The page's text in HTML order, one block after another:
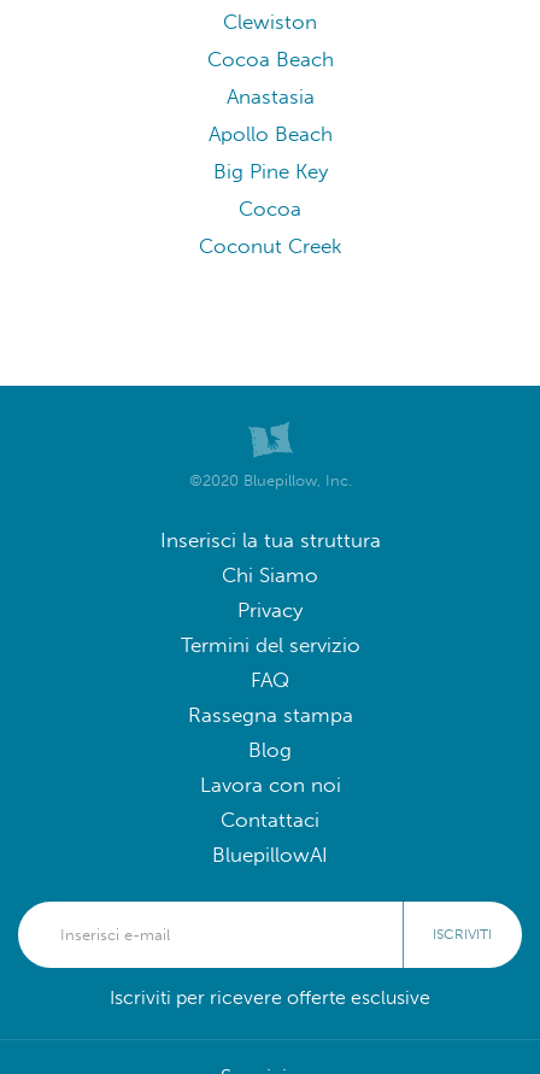
Clewiston
Cocoa Beach
Anastasia
Apollo Beach
Big Pine Key
Cocoa
Coconut Creek
©2020 Bluepillow, Inc.
Inserisci la tua struttura
Chi Siamo
Privacy
Termini del servizio
FAQ
Rassegna stampa
Blog
Lavora con noi
Contattaci
BluepillowAI
ISCRIVITI
Iscriviti per ricevere offerte esclusive